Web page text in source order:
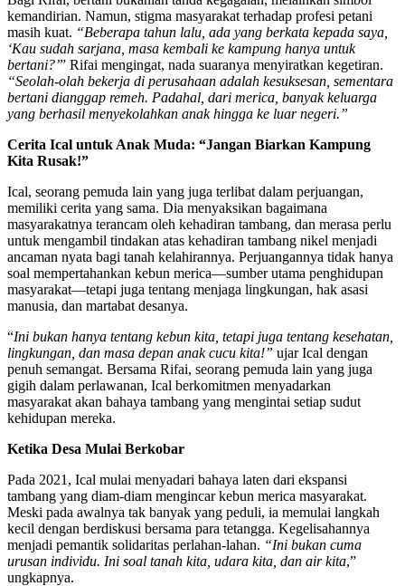
kemandirian. Namun, stigma masyarakat terhadap profesi petani
masih kuat. “Beberapa tahun lalu, ada yang berkata kepada saya,
‘Kau sudah sarjana, masa kembali ke kampung hanya untuk
bertani?’” Rifai mengingat, nada suaranya menyiratkan kegetiran.
“Seolah-olah bekerja di perusahaan adalah kesuksesan, sementara
bertani dianggap remeh. Padahal, dari merica, banyak keluarga
yang berhasil menyekolahkan anak hingga ke luar negeri.”
Cerita Ical untuk Anak Muda: “Jangan Biarkan Kampung
Kita Rusak!”
Ical, seorang pemuda lain yang juga terlibat dalam perjuangan,
memiliki cerita yang sama. Dia menyaksikan bagaimana
masyarakatnya terancam oleh kehadiran tambang, dan merasa perlu
untuk mengambil tindakan atas kehadiran tambang nikel menjadi
ancaman nyata bagi tanah kelahirannya. Perjuangannya tidak hanya
soal mempertahankan kebun merica—sumber utama penghidupan
masyarakat—tetapi juga tentang menjaga lingkungan, hak asasi
manusia, dan martabat desanya.
“Ini bukan hanya tentang kebun kita, tetapi juga tentang kesehatan,
lingkungan, dan masa depan anak cucu kita!” ujar Ical dengan
penuh semangat. Bersama Rifai, seorang pemuda lain yang juga
gigih dalam perlawanan, Ical berkomitmen menyadarkan
masyarakat akan bahaya tambang yang mengintai setiap sudut
kehidupan mereka.
Ketika Desa Mulai Berkobar
Pada 2021, Ical mulai menyadari bahaya laten dari ekspansi
tambang yang diam-diam mengincar kebun merica masyarakat.
Meski pada awalnya tak banyak yang peduli, ia memulai langkah
kecil dengan berdiskusi bersama para tetangga. Kegelisahannya
menjadi pemantik solidaritas perlahan-lahan. “Ini bukan cuma
urusan individu. Ini soal tanah kita, udara kita, dan air kita,”
ungkapnya.